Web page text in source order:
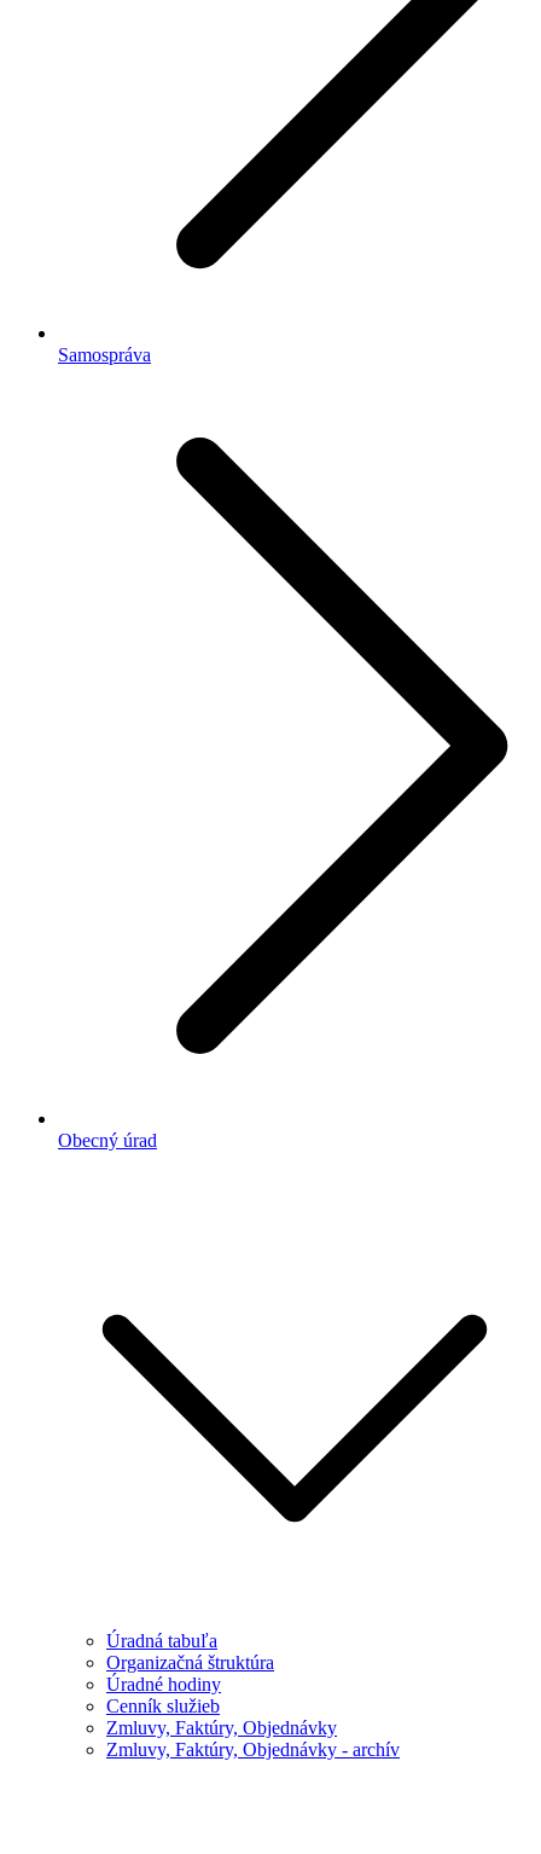
Samospráva
Obecný úrad
Úradná tabuľa
Organizačná štruktúra
Úradné hodiny
Cenník služieb
Zmluvy, Faktúry, Objednávky
Zmluvy, Faktúry, Objednávky - archív